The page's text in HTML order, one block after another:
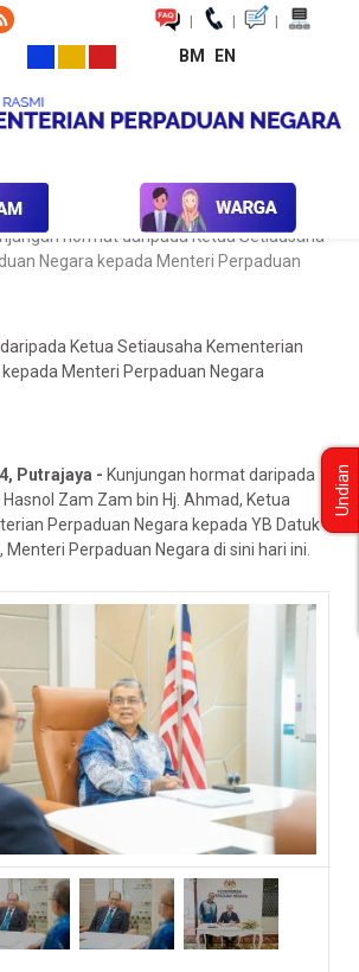
| | |
BM EN
Koleksi Media Foto
Galeri Foto
hormat daripada Ketua Setiausaha
Negara kepada Menteri Perpaduan
Ketua Setiausaha Kementerian
Menteri Perpaduan Negara
Putrajaya - Kunjungan hormat daripada
Hasnol Zam Zam bin Hj. Ahmad, Ketua
Perpaduan Negara kepada YB Datuk
Perpaduan Negara di sini hari ini.
Undian